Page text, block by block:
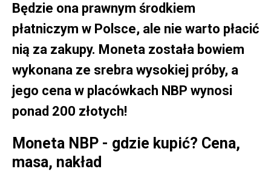
Będzie ona prawnym środkiem
płatniczym w Polsce, ale nie warto płacić
nią za zakupy. Moneta została bowiem
wykonana ze srebra wysokiej próby, a
jego cena w placówkach NBP wynosi
ponad 200 złotych!
Moneta NBP - gdzie kupić? Cena,
masa, nakład